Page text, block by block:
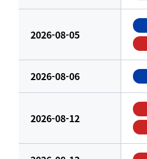
2026-08-05
2026-08-06
2026-08-12